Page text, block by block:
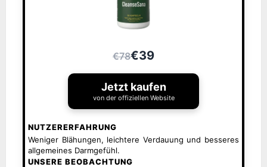
€78€39
Jetzt kaufen
von der offiziellen Website
NUTZERERFAHRUNG
Weniger Blähungen, leichtere Verdauung und besseres
allgemeines Darmgefühl.
UNSERE BEOBACHTUNG